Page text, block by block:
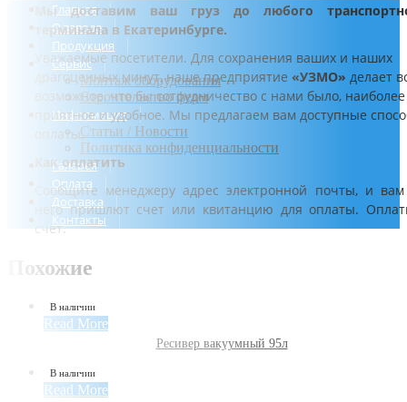
Главная
О заводе
Продукция
Сервис
Монтаж оборудования
Строительство ферм
Информация
Статьи / Новости
Политика конфиденциальности
Галерея
Оплата
Доставка
Контакты
Мы доставим ваш груз до любого
терминала в Екатеринбурге.
Уважаемые посетители. Для сохранения ваших и наших
драгоценных минут, наше предприятие «УЗМО» делает
возможное, что бы сотрудничество с нами было, наиболее
приятное и удобное. Мы предлагаем вам доступные
оплаты.
Как оплатить
Сообщите менеджеру адрес электронной почты, и
него пришлют счет или квитанцию для оплаты.
счет.
Похожие
В наличии
Read More
Ресивер вакуумный 95л
В наличии
Read More